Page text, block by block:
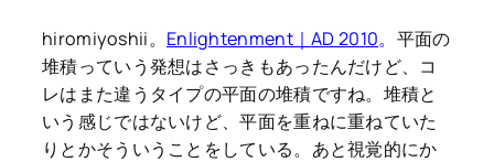
hiromiyoshii。 Enlightenment｜AD 2010。平面の
堆積っていう発想はさっきもあったんだけど、コ
レはまた違うタイプの平面の堆積ですね。堆積と
いう感じではないけど、平面を重ねに重ねていた
りとかそういうことをしている。あと視覚的にか